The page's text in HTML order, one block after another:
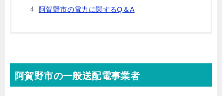
阿賀野市の電力に関するQ＆A
阿賀野市の一般送配電事業者